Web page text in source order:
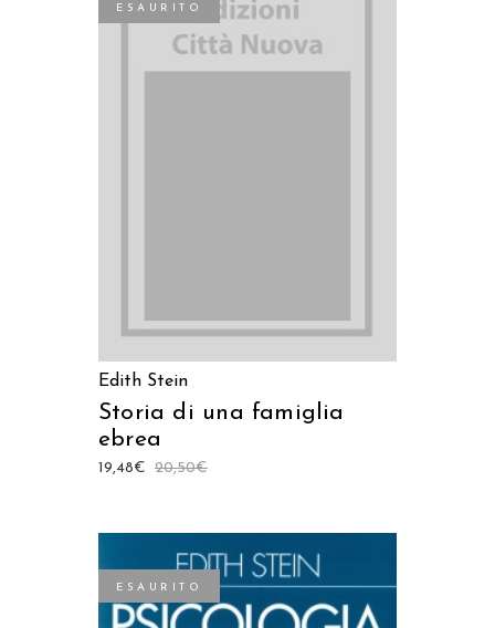
ESAURITO
Edith Stein
Storia di una famiglia
ebrea
20,50€
19,48€
ESAURITO